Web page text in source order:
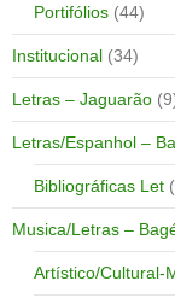
Portifólios (44)
Institucional (34)
Letras – Jaguarão
Letras/Espanhol –
Bibliográficas Let
Musica/Letras –
Artístico/Cultural-